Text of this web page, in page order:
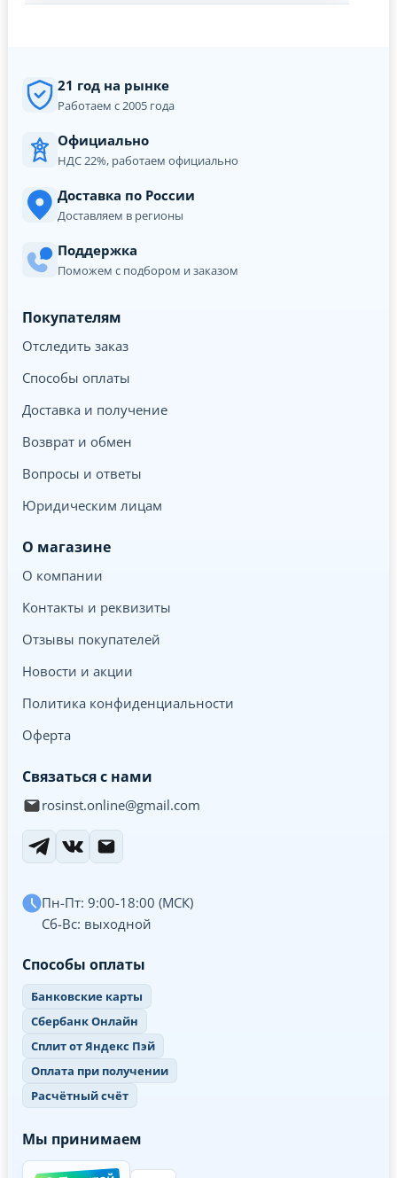
21 год на рынке
Работаем с 2005 года
Официально
НДС 22%, работаем официально
Доставка по России
Доставляем в регионы
Поддержка
Поможем с подбором и заказом
Покупателям
Отследить заказ
Способы оплаты
Доставка и получение
Возврат и обмен
Вопросы и ответы
Юридическим лицам
О магазине
О компании
Контакты и реквизиты
Отзывы покупателей
Новости и акции
Политика конфиденциальности
Оферта
Связаться с нами
rosinst.online@gmail.com
Пн-Пт: 9:00-18:00 (МСК)
Сб-Вс: выходной
Способы оплаты
Банковские карты
Сбербанк Онлайн
Сплит от Яндекс Пэй
Оплата при получении
Расчётный счёт
Мы принимаем